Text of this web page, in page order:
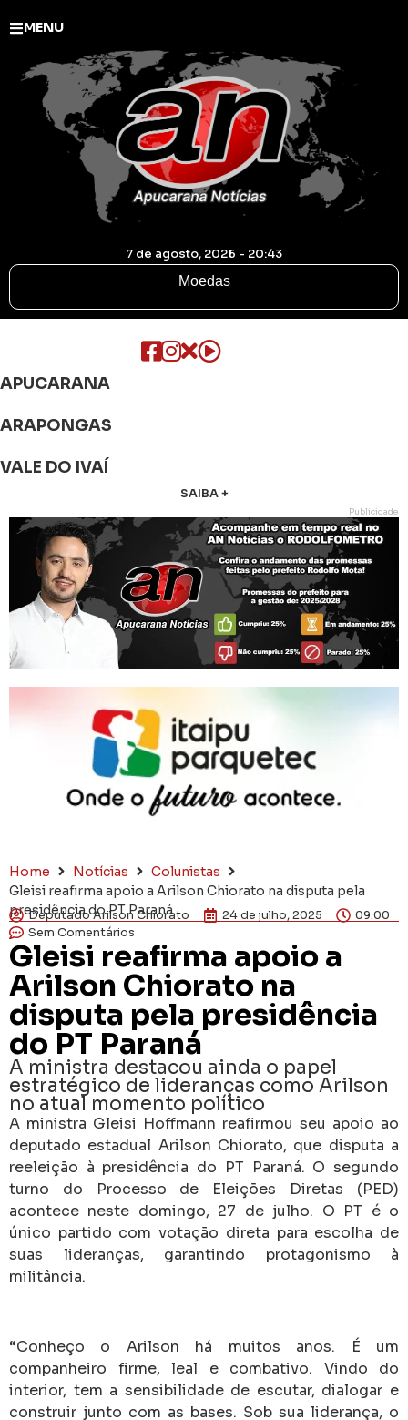
MENU
7 de agosto, 2026 - 20:43
Moedas
APUCARANA
ARAPONGAS
VALE DO IVAÍ
SAIBA +
Publicidade
Home Notícias
Colunistas
Gleisi reafirma apoio a Arilson Chiorato na disputa pela
presidência do PT Paraná
Deputado Arilson Chiorato 24 de julho, 2025
09:00
Sem Comentários
Gleisi reafirma apoio a
Arilson Chiorato na
disputa pela presidência
do PT Paraná
A ministra destacou ainda o papel
estratégico de lideranças como Arilson
no atual momento político
A ministra Gleisi Hoffmann reafirmou seu apoio ao
deputado estadual Arilson Chiorato, que disputa a
reeleição à presidência do PT Paraná. O segundo
turno do Processo de Eleições Diretas (PED)
acontece neste domingo, 27 de julho. O PT é o
único partido com votação direta para escolha de
suas lideranças, garantindo protagonismo à
militância.
“Conheço o Arilson há muitos anos. É um
companheiro firme, leal e combativo. Vindo do
interior, tem a sensibilidade de escutar, dialogar e
construir junto com as bases. Sob sua liderança, o